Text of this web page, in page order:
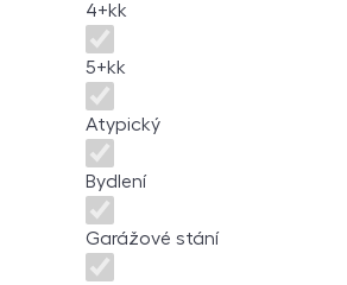
4+kk
5+kk
Atypický
Bydlení
Garážové stání